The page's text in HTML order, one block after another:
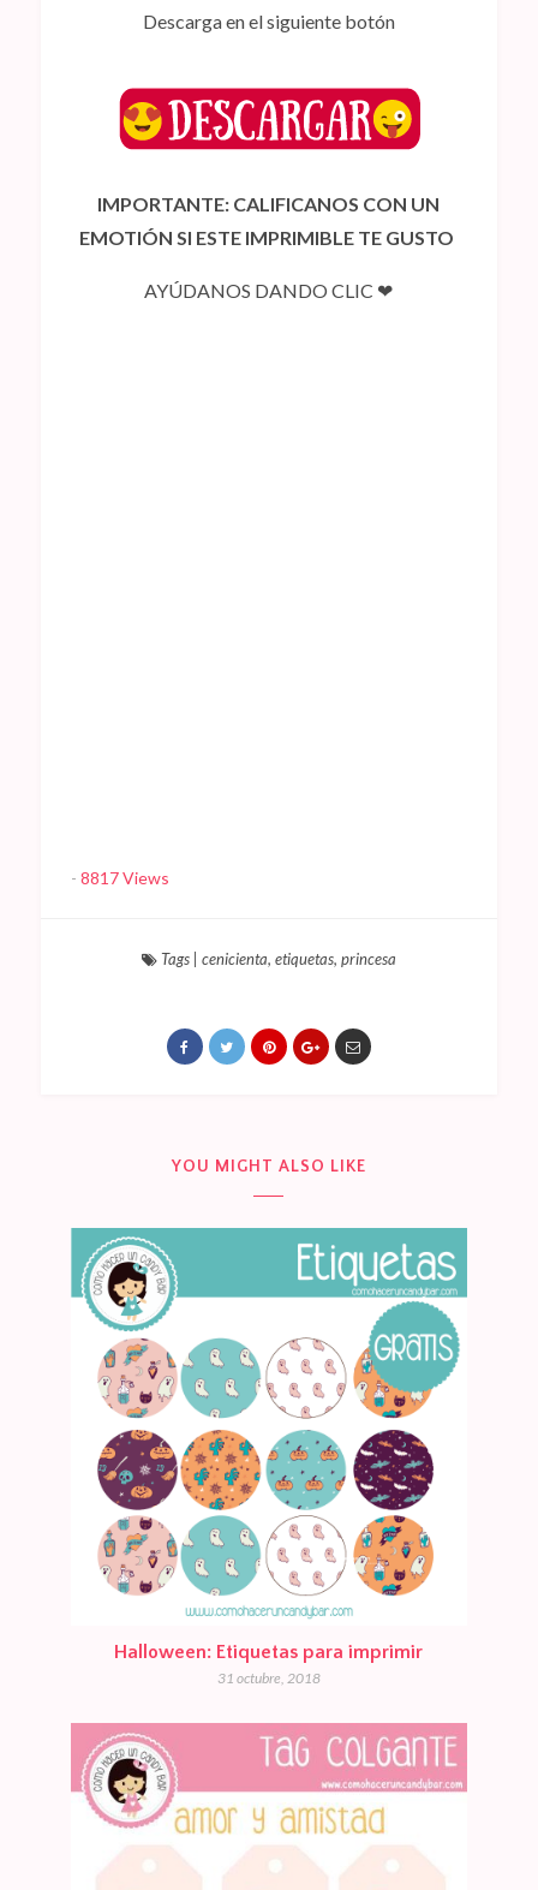
Descarga en el siguiente botón
IMPORTANTE: CALIFICANOS CON UN
EMOTIÓN SI ESTE IMPRIMIBLE TE GUSTO
AYÚDANOS DANDO CLIC ❤
- 8817 Views
Tags| cenicienta, etiquetas, princesa
YOU MIGHT ALSO LIKE
Halloween: Etiquetas para imprimir
31 octubre, 2018